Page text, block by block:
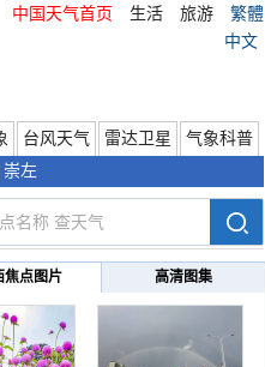
中国天气首页 生活 旅游
繁體
中文
台风天气 雷达卫星
气象科普
崇左
焦点图片 高清图集